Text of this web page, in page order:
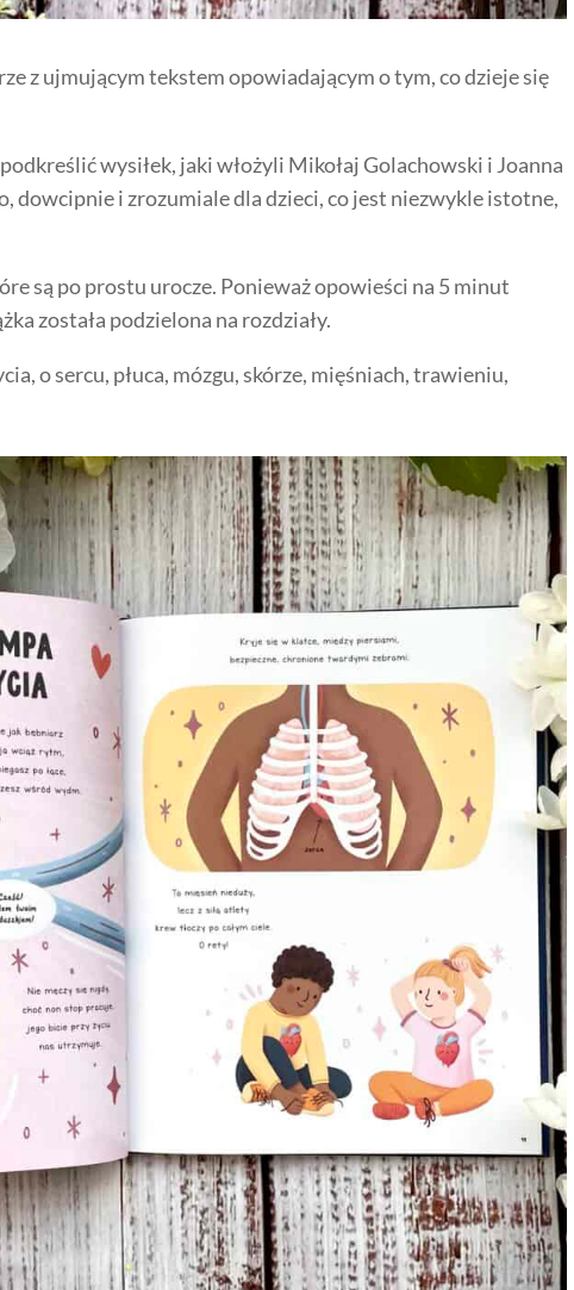
z ujmującym tekstem opowiadającym o tym, co dzieje się
wysiłek, jaki włożyli Mikołaj Golachowski i Joanna
dowcipnie i zrozumiale dla dzieci, co jest niezwykle istotne,
są po prostu urocze. Ponieważ opowieści na 5 minut
została podzielona na rozdziały.
o sercu, płuca, mózgu, skórze, mięśniach, trawieniu,